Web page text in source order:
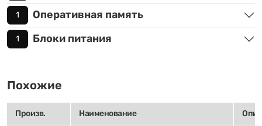
1 Оперативная память
1 Блоки питания
Похожие
Произв. Наименование